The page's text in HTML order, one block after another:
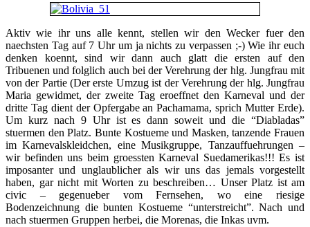
Aktiv wie ihr uns alle kennt, stellen wir den Wecker fuer den
naechsten Tag auf 7 Uhr um ja nichts zu verpassen ;-) Wie ihr euch
denken koennt, sind wir dann auch glatt die ersten auf den
Tribuenen und folglich auch bei der Verehrung der hlg. Jungfrau mit
von der Partie (Der erste Umzug ist der Verehrung der hlg. Jungfrau
Maria gewidmet, der zweite Tag eroeffnet den Karneval und der
dritte Tag dient der Opfergabe an Pachamama, sprich Mutter Erde).
Um kurz nach 9 Uhr ist es dann soweit und die “Diabladas”
stuermen den Platz. Bunte Kostueme und Masken, tanzende Frauen
im Karnevalskleidchen, eine Musikgruppe, Tanzauffuehrungen –
wir befinden uns beim groessten Karneval Suedamerikas!!! Es ist
imposanter und unglaublicher als wir uns das jemals vorgestellt
haben, gar nicht mit Worten zu beschreiben… Unser Platz ist am
civic – gegenueber vom Fernsehen, wo eine riesige
Bodenzeichnung die bunten Kostueme “unterstreicht”. Nach und
nach stuermen Gruppen herbei, die Morenas, die Inkas uvm.